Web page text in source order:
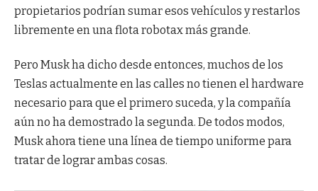
propietarios podrían sumar esos vehículos y restarlos
libremente en una flota robotax más grande.
Pero Musk ha dicho desde entonces, muchos de los
Teslas actualmente en las calles no tienen el hardware
necesario para que el primero suceda, y la compañía
aún no ha demostrado la segunda. De todos modos,
Musk ahora tiene una línea de tiempo uniforme para
tratar de lograr ambas cosas.